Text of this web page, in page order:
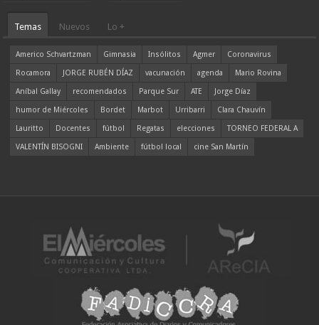
Temas Nuevos Lo +
Americo Schvartzman Gimnasia Insólitos Agmer
Coronavirus
Rocamora
JORGE RUBÉN DÍAZ vacunación agenda
Mario Rovina
Aníbal Gallay
recomendados Parque Sur ATE
Jorge Díaz
humor de Miércoles
Bordet Marbot Urribarri
Clara Chauvín
Lauritto
Docentes fútbol Regatas elecciones
TORNEO FEDERAL A
VALENTÍN BISOGNI
Ambiente fútbol local cine San Martín